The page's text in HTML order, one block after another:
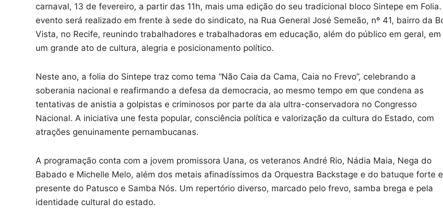
carnaval, 13 de fevereiro, a partir das 11h, mais uma edição do seu tradicional bloco Sintepe em Folia.
evento será realizado em frente à sede do sindicato, na Rua General José Semeão, nº 41, bairro da
Vista, no Recife, reunindo trabalhadores e trabalhadoras em educação, além do público em geral, em
um grande ato de cultura, alegria e posicionamento político.
Neste ano, a folia do Sintepe traz como tema “Não Caia da Cama, Caia no Frevo”, celebrando a
soberania nacional e reafirmando a defesa da democracia, ao mesmo tempo em que condena as
tentativas de anistia a golpistas e criminosos por parte da ala ultra-conservadora no Congresso
Nacional. A iniciativa une festa popular, consciência política e valorização da cultura do Estado, com
atrações genuinamente pernambucanas.
A programação conta com a jovem promissora Uana, os veteranos André Rio, Nádia Maia, Nega do
Babado e Michelle Melo, além dos metais afinadíssimos da Orquestra Backstage e do batuque forte e
presente do Patusco e Samba Nós. Um repertório diverso, marcado pelo frevo, samba brega e pela
identidade cultural do estado.